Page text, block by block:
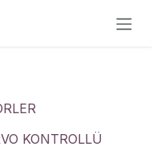
KONTROLLÜ